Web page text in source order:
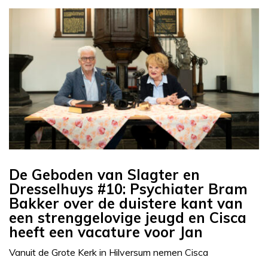
De Geboden van Slagter en
Dresselhuys #10: Psychiater Bram
Bakker over de duistere kant van
een strenggelovige jeugd en Cisca
heeft een vacature voor Jan
Vanuit de Grote Kerk in Hilversum nemen Cisca